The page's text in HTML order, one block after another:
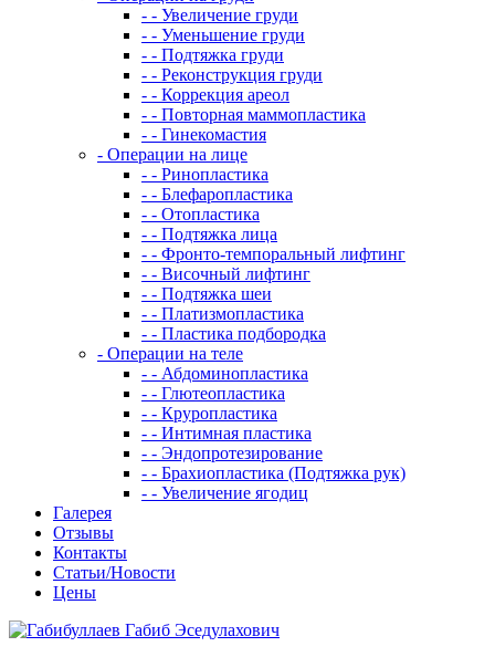
- - Увеличение груди
- - Уменьшение груди
- - Подтяжка груди
- - Реконструкция груди
- - Коррекция ареол
- - Повторная маммопластика
- - Гинекомастия
- Операции на лице
- - Ринопластика
- - Блефаропластика
- - Отопластика
- - Подтяжка лица
- - Фронто-темпоральный лифтинг
- - Височный лифтинг
- - Подтяжка шеи
- - Платизмопластика
- - Пластика подбородка
- Операции на теле
- - Абдоминопластика
- - Глютеопластика
- - Круропластика
- - Интимная пластика
- - Эндопротезирование
- - Брахиопластика (Подтяжка рук)
- - Увеличение ягодиц
Галерея
Отзывы
Контакты
Статьи/Новости
Цены